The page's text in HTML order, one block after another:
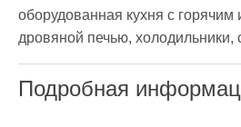
оборудованная кухня с
дровяной печью, холодильники,
Подробная